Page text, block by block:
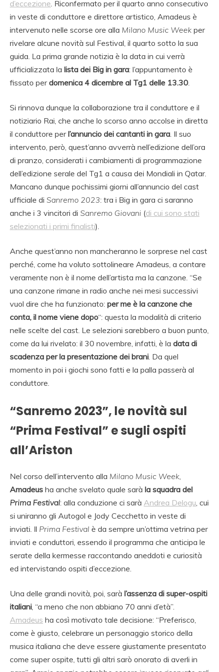
d’eccezione . Riconfermato per il quarto anno consecutivo
in veste di conduttore e direttore artistico, Amadeus è
intervenuto nelle scorse ore alla Milano Music Week per
rivelare alcune novità sul Festival, il quarto sotto la sua
guida. La prima grande notizia è la data in cui verrà
ufficializzata la lista dei Big in gara: l’appuntamento è
fissato perdomenica 4 dicembre al Tg1 delle 13.30
Si rinnova dunque la collaborazione tra il conduttore e il
notiziario Rai, che anche lo scorso anno accolse in diretta
il conduttore perl’annuncio dei cantanti in gara . Il suo
intervento, però, quest’anno avverrà nell’edizione dell’ora
di pranzo, considerati i cambiamenti di programmazione
dell’edizione serale del Tg1 a causa dei Mondiali in Qatar.
Mancano dunque pochissimi giorni all’annuncio del cast
ufficiale di Sanremo 2023: tra i Big in gara ci saranno
anche i 3 vincitori di Sanremo Giovani (di cui sono stati
selezionati i primi finalisti).
Anche quest’anno non mancheranno le sorprese nel cast
perché, come ha voluto sottolineare Amadeus, a contare
veramente non è il nome dell’artista ma la canzone. “Se
una canzone rimane in radio anche nei mesi successivi
vuol dire che ha funzionato: per me è la canzone che
conta, il nome viene dopo“: questa la modalità di criterio
nelle scelte del cast. Le selezioni sarebbero a buon punto,
come da lui rivelato: il 30 novembre, infatti, è la data di
scadenza per la presentazione dei brani . Da quel
momento in poi i giochi sono fatti e la palla passerà al
conduttore.
“Sanremo 2023”, le novità sul
“Prima Festival” e sugli ospiti
all’Ariston
Nel corso dell’intervento alla Milano Music Week
Amadeus ha anche svelato quale sarà la squadra del
Prima Festival: alla conduzione ci sarà Andrea Delogu , cui
si uniranno gli Autogol e Jody Cecchetto in veste di
inviati. Il Prima Festival è da sempre un’ottima vetrina per
inviati e conduttori, essendo il programma che anticipa le
serate della kermesse raccontando aneddoti e curiosità
ed intervistando ospiti d’eccezione.
Una delle grandi novità, poi, sarà l’assenza di super-ospiti
italiani , “a meno che non abbiano 70 anni d’età”.
Amadeus ha così motivato tale decisione: “Preferisco,
come è giusto, celebrare un personaggio storico della
musica italiana che deve essere giustamente presentato
come super ospite, tutti gli altri sarò onorato di averli in